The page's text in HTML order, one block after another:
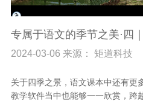
专属于语文的季节之美·四
2024-03-06 来源： 矩道科技
关于四季之景，语文课本中还有更
教学软件当中也能够一一欣赏，跨